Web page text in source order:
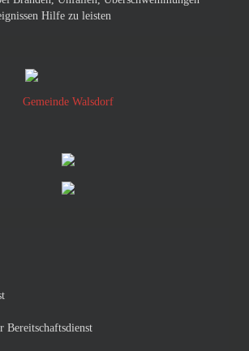
Hilfe zu leisten
Gemeinde Walsdorf
Bereitschaftsdienst